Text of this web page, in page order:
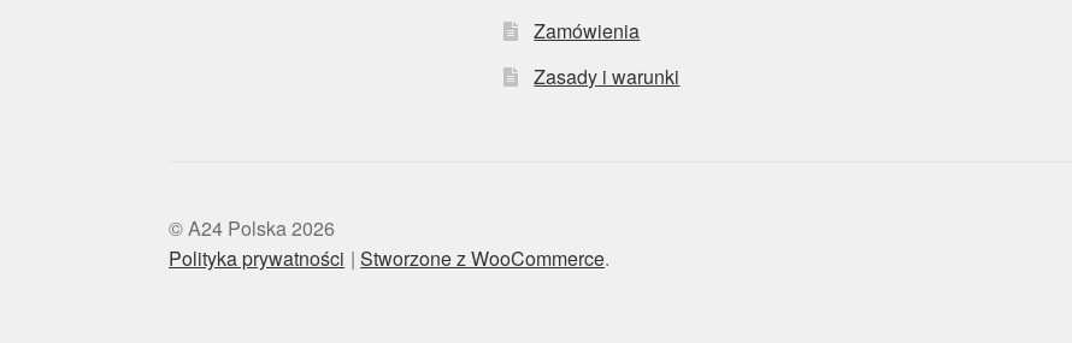
Zamówienia
Zasady i warunki
© A24 Polska 2026
Polityka prywatności
Stworzone z WooCommerce.